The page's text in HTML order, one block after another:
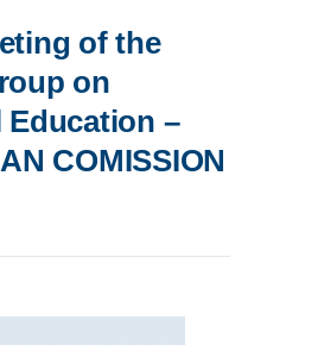
of the
on
Education –
COMISSION